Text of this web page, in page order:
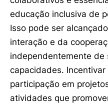
educação inclusiva de
Isso pode ser
interação e da
independentemente de
capacidades.
participação em
atividades que